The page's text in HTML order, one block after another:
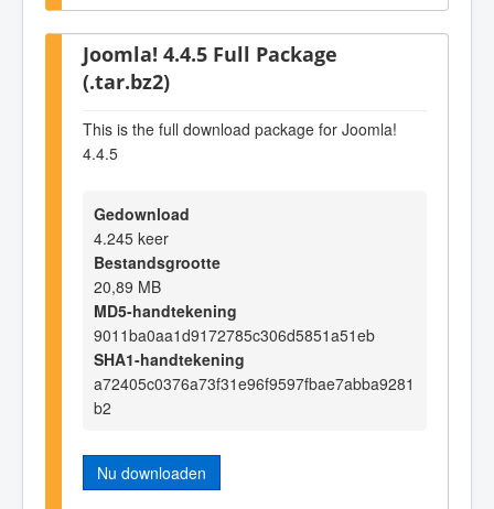
Joomla! 4.4.5 Full Package
(.tar.bz2)
This is the full download package for Joomla!
4.4.5
Gedownload
4.245 keer
Bestandsgrootte
20,89 MB
MD5-handtekening
9011ba0aa1d9172785c306d5851a51eb
SHA1-handtekening
a72405c0376a73f31e96f9597fbae7abba9281
b2
Nu downloaden